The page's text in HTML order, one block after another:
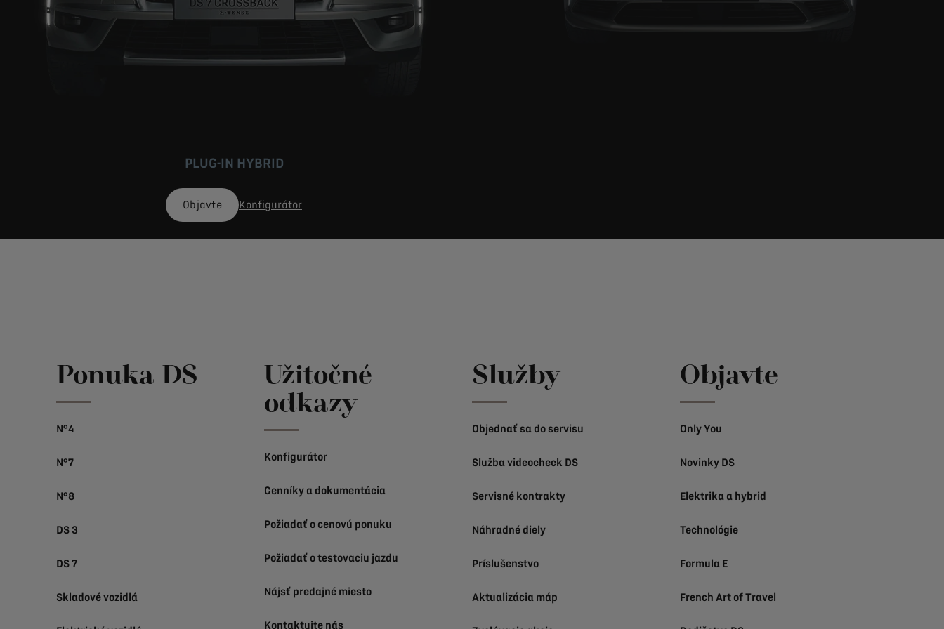
PLUG-IN HYBRID
Objavte Konfigurátor
Ponuka DS
N°4
N°7
N°8
DS 3
DS 7
Skladové vozidlá
Užitočné
odkazy
Konfigurátor
Cenníky a dokumentácia
Požiadať o cenovú ponuku
Požiadať o testovaciu jazdu
Nájsť predajné miesto
Kontaktujte nás
Služby
Objednať sa do servisu
Služba videocheck DS
Servisné kontrakty
Náhradné diely
Príslušenstvo
Aktualizácia máp
Objavte
Only You
Novinky DS
Elektrika a hybrid
Technológie
Formula E
French Art of Travel